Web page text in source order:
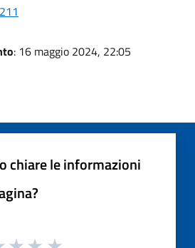
: 16 maggio 2024, 22:05
chiare le informazioni